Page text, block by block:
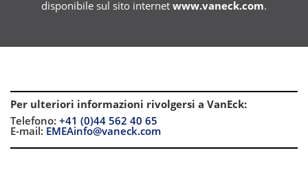
disponibile sul sito internet www.vaneck.com.
Per ulteriori informazioni rivolgersi a VanEck:
Telefono: +41 (0)44 562 40 65
E-mail: EMEAinfo@vaneck.com